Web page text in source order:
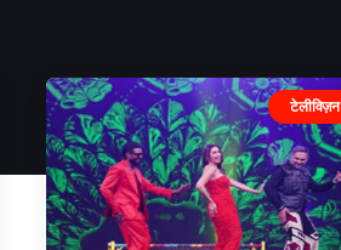
टेलीविज़न